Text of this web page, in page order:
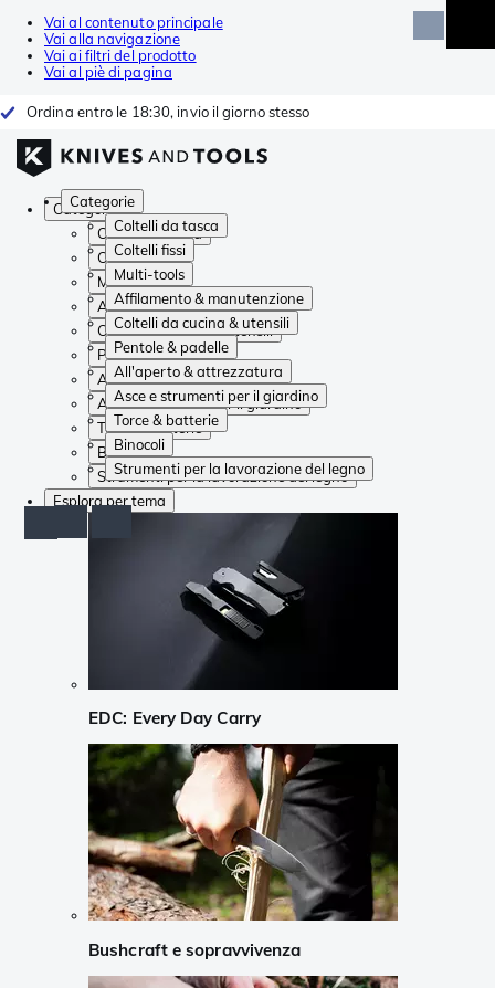
Vai al contenuto principale
Vai alla navigazione
Vai ai filtri del prodotto
Vai al piè di pagina
Ordina entro le 18:30, invio il giorno stesso
Categorie
Coltelli da tasca
Coltelli fissi
Multi-tools
Affilamento & manutenzione
Coltelli da cucina & utensili
Pentole & padelle
All'aperto & attrezzatura
Asce e strumenti per il giardino
Torce & batterie
Binocoli
Strumenti per la lavorazione del legno
Categorie
Coltelli da tasca
Coltelli fissi
Multi-tools
Affilamento & manutenzione
Coltelli da cucina & utensili
Pentole & padelle
All'aperto & attrezzatura
Asce e strumenti per il giardino
Torce & batterie
Binocoli
Strumenti per la lavorazione del legno
Esplora per tema
EDC: Every Day Carry
Bushcraft e sopravvivenza